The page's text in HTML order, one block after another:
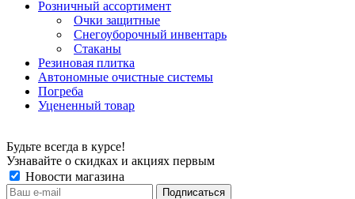
Розничный ассортимент
Очки защитные
Снегоуборочный инвентарь
Стаканы
Резиновая плитка
Автономные очистные системы
Погреба
Уцененный товар
Будьте всегда в курсе!
Узнавайте о скидках и акциях первым
Новости магазина